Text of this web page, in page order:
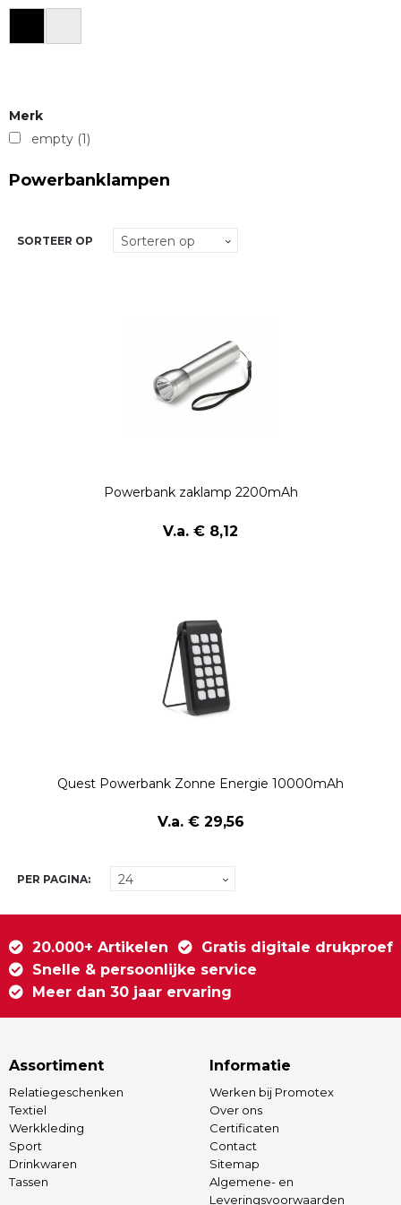
Merk
empty (1)
Powerbanklampen
SORTEER OP
Powerbank zaklamp 2200mAh
V.a. € 8,12
Quest Powerbank Zonne Energie 10000mAh
V.a. € 29,56
PER PAGINA:
20.000+ Artikelen
Gratis digitale drukproef
Snelle & persoonlijke service
Meer dan 30 jaar ervaring
Assortiment
Relatiegeschenken
Textiel
Werkkleding
Sport
Drinkwaren
Tassen
Informatie
Werken bij Promotex
Over ons
Certificaten
Contact
Sitemap
Algemene- en
Leveringsvoorwaarden